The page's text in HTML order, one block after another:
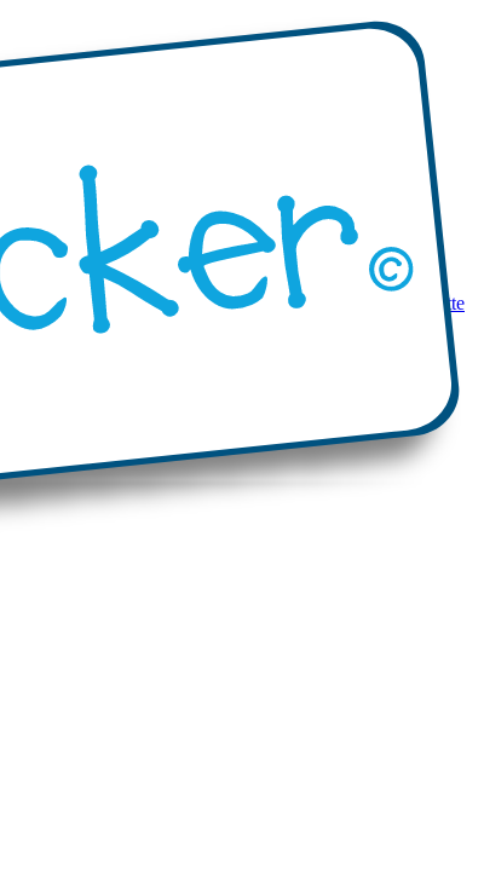
Mini etichette adesiveEtichette adesive mono-colore Etichette